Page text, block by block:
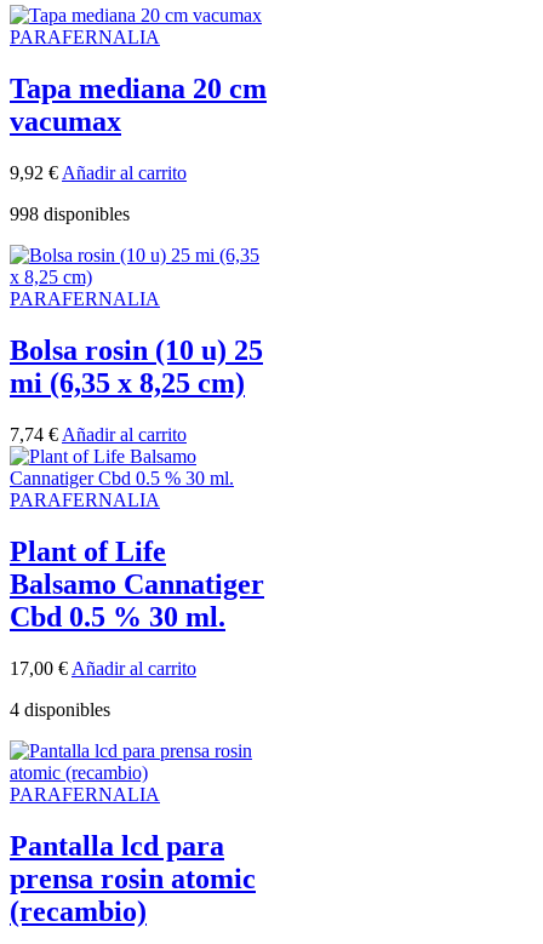
PARAFERNALIA
Tapa mediana 20 cm
vacumax
9,92 € Añadir al carrito
998 disponibles
PARAFERNALIA
Bolsa rosin (10 u) 25
mi (6,35 x 8,25 cm)
7,74 € Añadir al carrito
PARAFERNALIA
Plant of Life
Balsamo Cannatiger
Cbd 0.5 % 30 ml.
17,00 € Añadir al carrito
4 disponibles
PARAFERNALIA
Pantalla lcd para
prensa rosin atomic
(recambio)